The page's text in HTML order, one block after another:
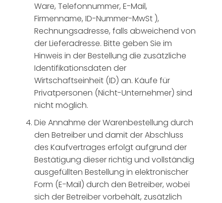
Ware, Telefonnummer, E-Mail,
Firmenname, ID-Nummer-MwSt ),
Rechnungsadresse, falls abweichend von
der Lieferadresse. Bitte geben Sie im
Hinweis in der Bestellung die zusätzliche
Identifikationsdaten der
Wirtschaftseinheit (ID) an. Käufe für
Privatpersonen (Nicht-Unternehmer) sind
nicht möglich.
Die Annahme der Warenbestellung durch
den Betreiber und damit der Abschluss
des Kaufvertrages erfolgt aufgrund der
Bestätigung dieser richtig und vollständig
ausgefüllten Bestellung in elektronischer
Form (E-Mail) durch den Betreiber, wobei
sich der Betreiber vorbehält, zusätzlich